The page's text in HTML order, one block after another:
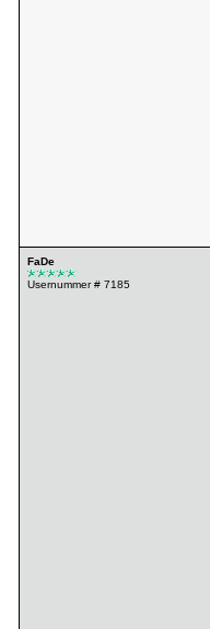
FaDe
Usernummer # 7185